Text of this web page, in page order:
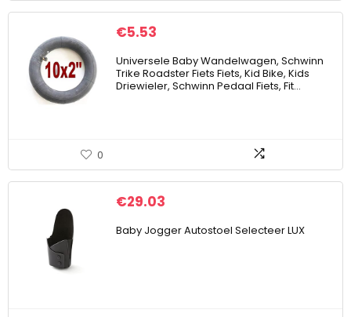
€5.53
Universele Baby Wandelwagen, Schwinn
Trike Roadster Fiets Fiets, Kid Bike, Kids
Driewieler, Schwinn Pedaal Fiets, Fit…
0
€29.03
Baby Jogger Autostoel Selecteer LUX